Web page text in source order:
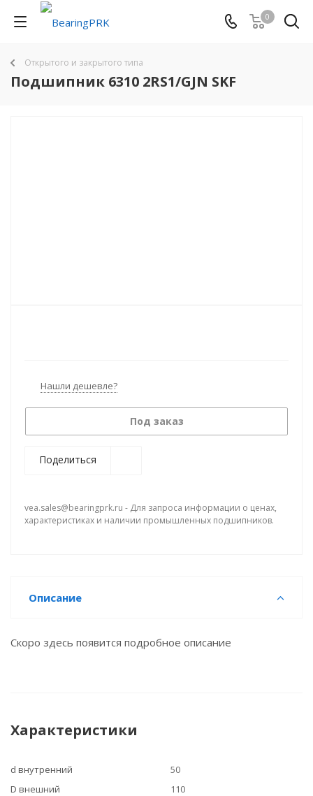
0
Открытого и закрытого типа
Подшипник 6310 2RS1/GJN SKF
Нашли дешевле?
Под заказ
Поделиться
vea.sales@bearingprk.ru - Для запроса информации о ценах,
характеристиках и наличии промышленных подшипников.
Описание
Скоро здесь появится подробное описание
Характеристики
d внутренний
50
D внешний
110